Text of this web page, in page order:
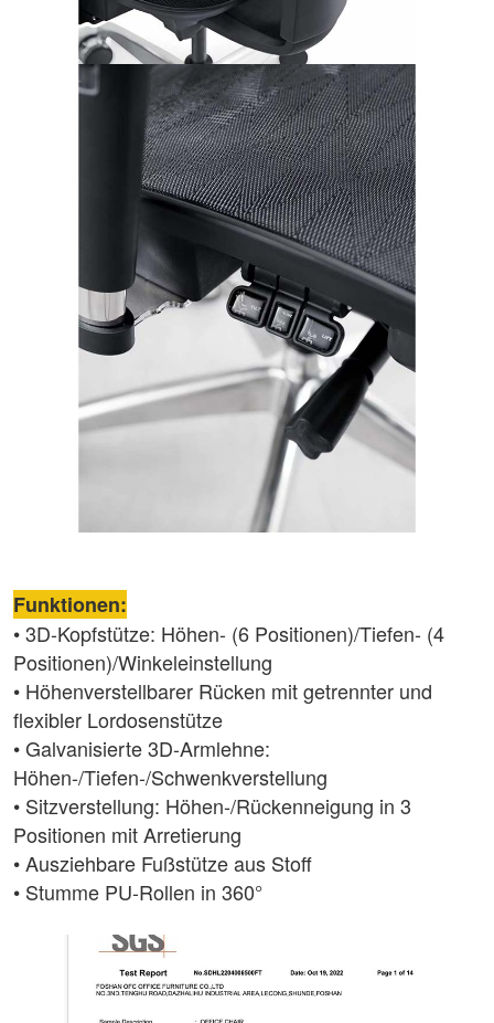
Funktionen:
• 3D-Kopfstütze: Höhen- (6 Positionen)/Tiefen- (4
Positionen)/Winkeleinstellung
• Höhenverstellbarer Rücken mit getrennter und
flexibler Lordosenstütze
• Galvanisierte 3D-Armlehne:
Höhen-/Tiefen-/Schwenkverstellung
• Sitzverstellung: Höhen-/Rückenneigung in 3
Positionen mit Arretierung
• Ausziehbare Fußstütze aus Stoff
• Stumme PU-Rollen in 360°